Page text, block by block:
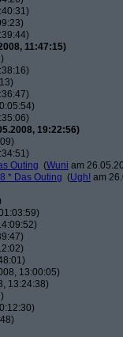
11:47:15)
19:22:56)
Outing (Wuni am
* Das Outing (Ugh! am
13:00:05)
13:24:38)